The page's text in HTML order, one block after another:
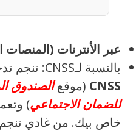
عبر الأنترنات (المنصات
بالنسبة لـCNSS: تنجم تدخل لبوابة
CNSS (موقعالصندوق
للضمان الاجتماعي)
خاص بيك. من غادي